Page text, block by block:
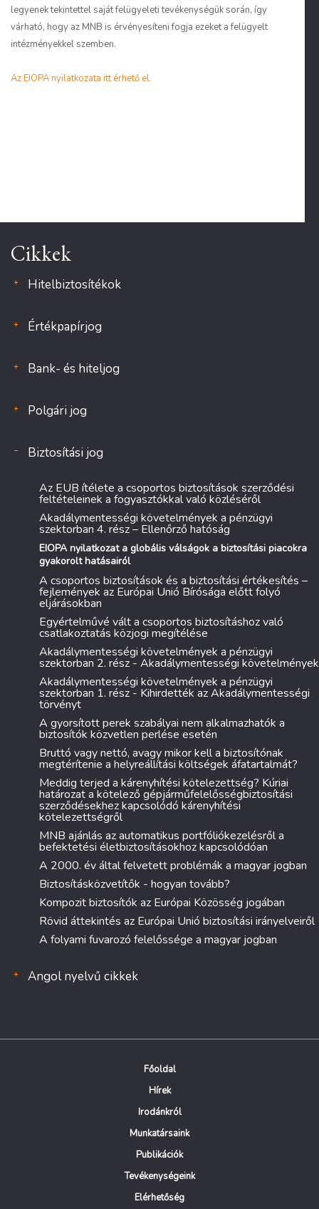
legyenek tekintettel saját felügyeleti tevékenységük során, így
várható, hogy az MNB is érvényesíteni fogja ezeket a felügyelt
intézményekkel szemben.
Az EIOPA nyilatkozata itt érhető el.
Cikkek
Hitelbiztosítékok
Értékpapírjog
Bank- és hiteljog
Polgári jog
Biztosítási jog
Az EUB ítélete a csoportos biztosítások szerződési
feltételeinek a fogyasztókkal való közléséről
Akadálymentességi követelmények a pénzügyi
szektorban 4. rész – Ellenőrző hatóság
EIOPA nyilatkozat a globális válságok a biztosítási piacokra
gyakorolt hatásairól
A csoportos biztosítások és a biztosítási értékesítés –
fejlemények az Európai Unió Bírósága előtt folyó
eljárásokban
Egyértelművé vált a csoportos biztosításhoz való
csatlakoztatás közjogi megítélése
Akadálymentességi követelmények a pénzügyi
szektorban 2. rész - Akadálymentességi követelmények
Akadálymentességi követelmények a pénzügyi
szektorban 1. rész - Kihirdették az Akadálymentességi
törvényt
A gyorsított perek szabályai nem alkalmazhatók a
biztosítók közvetlen perlése esetén
Bruttó vagy nettó, avagy mikor kell a biztosítónak
megtérítenie a helyreállítási költségek áfatartalmát?
Meddig terjed a kárenyhítési kötelezettség? Kúriai
határozat a kötelező gépjárműfelelősségbiztosítási
szerződésekhez kapcsolódó kárenyhítési
kötelezettségről
MNB ajánlás az automatikus portfóliókezelésről a
befektetési életbiztosításokhoz kapcsolódóan
A 2000. év által felvetett problémák a magyar jogban
Biztosításközvetítők - hogyan tovább?
Kompozit biztosítók az Európai Közösség jogában
Rövid áttekintés az Európai Unió biztosítási irányelveiről
A folyami fuvarozó felelőssége a magyar jogban
Angol nyelvű cikkek
Főoldal
Hírek
Irodánkról
Munkatársaink
Publikációk
Tevékenységeink
Elérhetőség